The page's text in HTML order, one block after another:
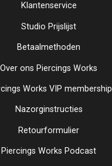
Klantenservice
Studio Prijslijst
Betaalmethoden
Over ons Piercings Works
Works VIP membership
Nazorginstructies
Retourformulier
Piercings Works Podcast